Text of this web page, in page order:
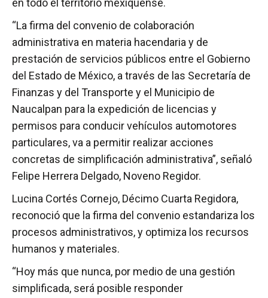
en todo el territorio mexiquense.
“La firma del convenio de colaboración
administrativa en materia hacendaria y de
prestación de servicios públicos entre el Gobierno
del Estado de México, a través de las Secretaría de
Finanzas y del Transporte y el Municipio de
Naucalpan para la expedición de licencias y
permisos para conducir vehículos automotores
particulares, va a permitir realizar acciones
concretas de simplificación administrativa”, señaló
Felipe Herrera Delgado, Noveno Regidor.
Lucina Cortés Cornejo, Décimo Cuarta Regidora,
reconoció que la firma del convenio estandariza los
procesos administrativos, y optimiza los recursos
humanos y materiales.
“Hoy más que nunca, por medio de una gestión
simplificada, será posible responder